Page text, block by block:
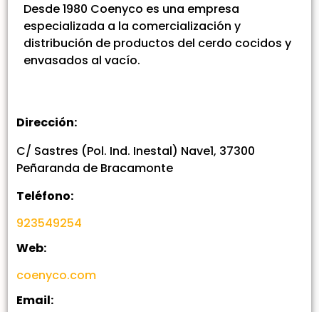
Desde 1980 Coenyco es una empresa
especializada a la comercialización y
distribución de productos del cerdo cocidos y
envasados al vacío.
Dirección:
C/ Sastres (Pol. Ind. Inestal) Nave1, 37300
Peñaranda de Bracamonte
Teléfono:
923549254
Web:
coenyco.com
Email: